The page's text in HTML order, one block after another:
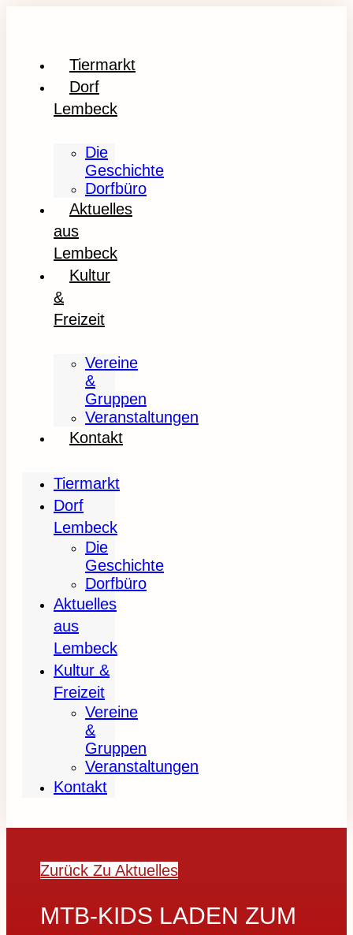
Tiermarkt
Dorf
Lembeck
Die
Geschichte
Dorfbüro
Aktuelles
aus
Lembeck
Kultur
&
Freizeit
Vereine
&
Gruppen
Veranstaltungen
Kontakt
Tiermarkt
Dorf
Lembeck
Die
Geschichte
Dorfbüro
Aktuelles
aus
Lembeck
Kultur &
Freizeit
Vereine
&
Gruppen
Veranstaltungen
Kontakt
Zurück Zu Aktuelles
MTB-KIDS LADEN ZUM